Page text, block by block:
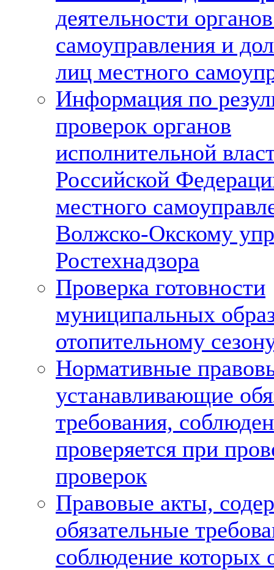
деятельности
самоуправления и
лиц местного
Информация по
проверок органов
исполнительной
Российской
местного
Волжско-Окскому
Ростехнадзора
Проверка готовности
муниципальных
отопительному
Нормативные
устанавливающие
требования,
проверяется при
проверок
Правовые акты,
обязательные
соблюдение которых